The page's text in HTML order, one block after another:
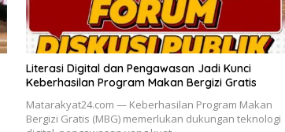
Literasi Digital dan Pengawasan Jadi Kunci
Keberhasilan Program Makan Bergizi Gratis
Matarakyat24.com — Keberhasilan Program Makan
Bergizi Gratis (MBG) memerlukan dukungan teknologi